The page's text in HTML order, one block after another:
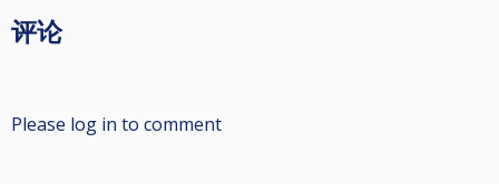
评论
Please log in to comment